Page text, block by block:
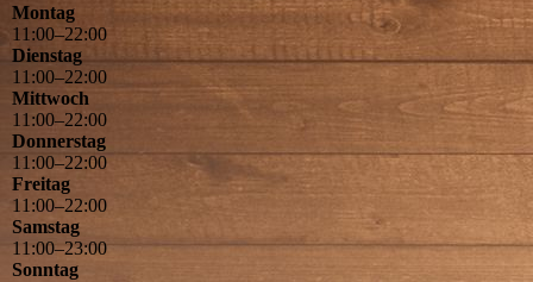
Montag
11 :00–22:00
Dienstag
11 :00–22:00
Mittwoch
11 :00–22:00
Donnerstag
11 :00–22:00
Freitag
11 :00–22:00
Samstag
11 :00–23:00
Sonntag